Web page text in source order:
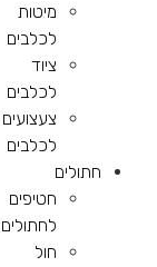
מיטות
לכלבים
ציוד
לכלבים
צעצועים
לכלבים
חתולים
חטיפים
לחתולים
חול